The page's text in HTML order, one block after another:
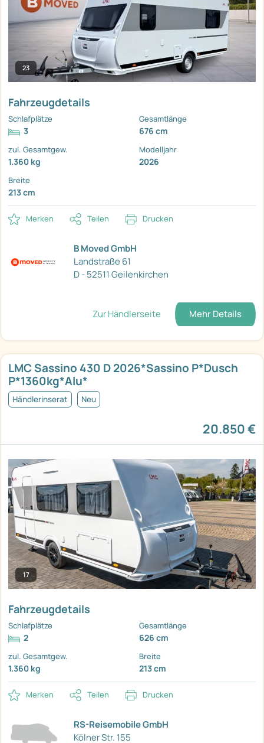
23
Fahrzeugdetails
Schlafplätze
3
Gesamtlänge
676 cm
zul. Gesamtgew.
1.360 kg
Modelljahr
2026
Breite
213 cm
Merken Teilen Drucken
B Moved GmbH
Landstraße 61
D - 52511 Geilenkirchen
Zur Händlerseite Mehr Details
LMC Sassino 430 D 2026*Sassino P*Dusch
P*1360kg*Alu*
Händlerinserat Neu
20.850 €
17
Fahrzeugdetails
Schlafplätze
2
Gesamtlänge
626 cm
zul. Gesamtgew.
1.360 kg
Breite
213 cm
Merken Teilen Drucken
RS-Reisemobile GmbH
Kölner Str. 155